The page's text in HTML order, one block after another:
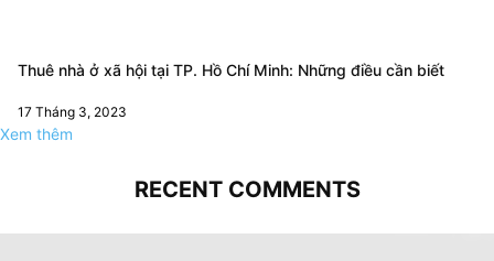
Thuê nhà ở xã hội tại TP. Hồ Chí Minh: Những điều cần biết
17 Tháng 3, 2023
Xem thêm
RECENT COMMENTS